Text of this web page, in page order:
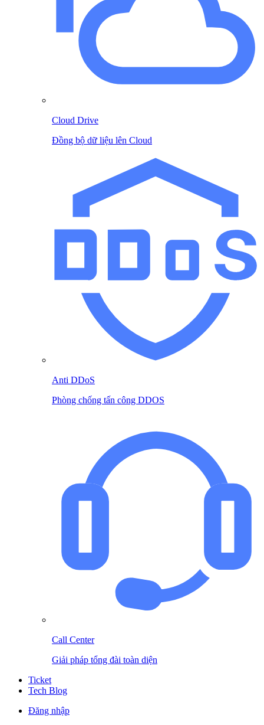
Cloud Drive
Đồng bộ dữ liệu lên Cloud
Anti DDoS
Phòng chống tấn công DDOS
Call Center
Giải pháp tổng đài toàn diện
Ticket
Tech Blog
Đăng nhập